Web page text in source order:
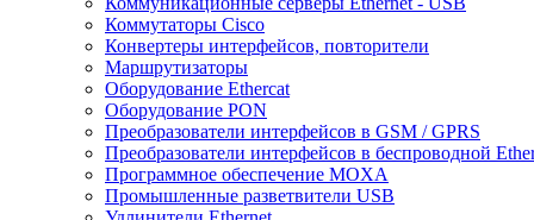
Коммутаторы Cisco
Конвертеры интерфейсов, повторители
Маршрутизаторы
Оборудование Ethercat
Оборудование PON
Преобразователи интерфейсов в GSM / GPRS
Преобразователи интерфейсов в беспроводной
Программное обеспечение MOXA
Промышленные разветвители USB